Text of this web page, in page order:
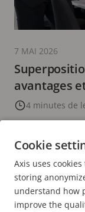
avantages
4 minutes de
7 MAI 2026
1
Cookie
Axis uses
storing
understand how
improve the